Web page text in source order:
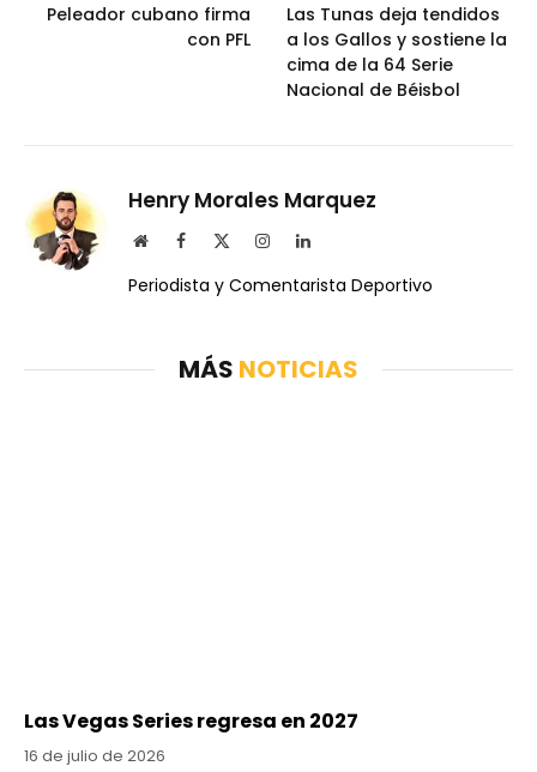
Peleador cubano firma
con PFL
Las Tunas deja tendidos
a los Gallos y sostiene la
cima de la 64 Serie
Nacional de Béisbol
Henry Morales Marquez
WebsiteFacebook InstagramLinkedIn
Periodista y Comentarista Deportivo
MÁS NOTICIAS
Las Vegas Series regresa en 2027
16 de julio de 2026